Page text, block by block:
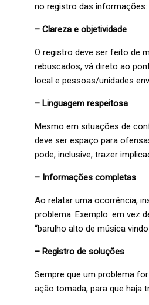
no registro das informações:
– Clareza e objetividade
O registro deve ser feito de
rebuscados, vá direto ao
local e pessoas/unidades
– Linguagem respeitosa
Mesmo em situações de
deve ser espaço para
pode, inclusive, trazer
– Informações completas
Ao relatar uma ocorrência,
problema. Exemplo: em vez
“barulho alto de música
– Registro de soluções
Sempre que um problema
ação tomada, para que haja